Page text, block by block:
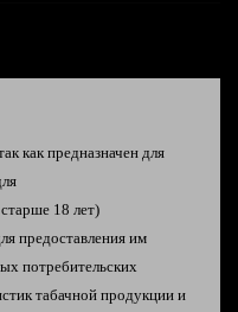
как предназначен для
18 лет)
предоставления им
потребительских
табачнойпродукции и